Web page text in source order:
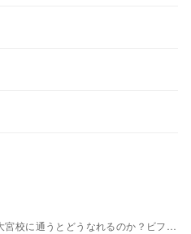
とどうなれるのか？ビフォーアフターで複数の事例を紹介！